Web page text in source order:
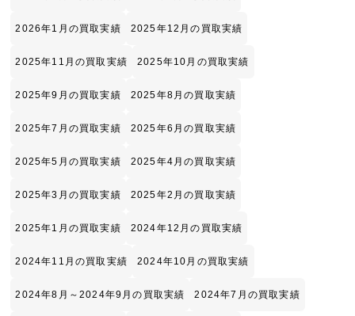
2026年1月の買取実績 2025年12月の買取実績
2025年11月の買取実績 2025年10月の買取実績
2025年9月の買取実績 2025年8月の買取実績
2025年7月の買取実績 2025年6月の買取実績
2025年5月の買取実績 2025年4月の買取実績
2025年3月の買取実績 2025年2月の買取実績
2025年1月の買取実績 2024年12月の買取実績
2024年11月の買取実績 2024年10月の買取実績
2024年8月～2024年9月の買取実績 2024年7月の買取実績